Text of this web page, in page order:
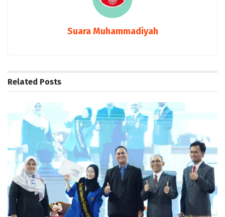
Suara Muhammadiyah
Related Posts